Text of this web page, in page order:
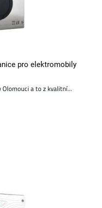
pro elektromobily
Olomouci a to z kvalitní...